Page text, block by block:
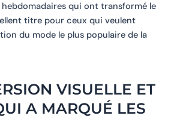
hebdomadaires qui ont transformé le
titre pour ceux qui veulent
du mode le plus populaire de la
VISUELLE ET
A MARQUÉ LES